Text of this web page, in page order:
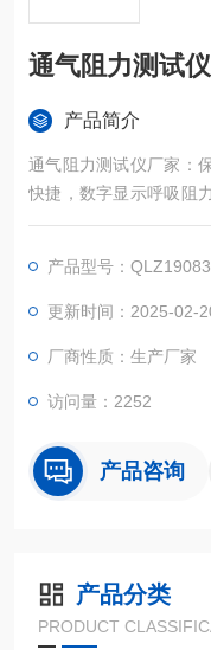
通气阻力测试
产品简介
通气阻力测试仪厂家：
快捷，数字显示呼吸阻
警功能，采用电子流量
产品型号：
更新时间：2025-02-
厂商性质：生产厂家
访问量：2252
产品咨询
产品分类
PRODUCT